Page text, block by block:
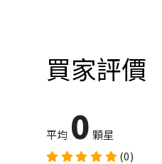
買家評價
平均 0 顆星
(0)